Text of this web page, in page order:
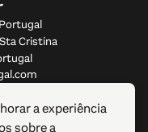
Cristina
a experiência
sobre a